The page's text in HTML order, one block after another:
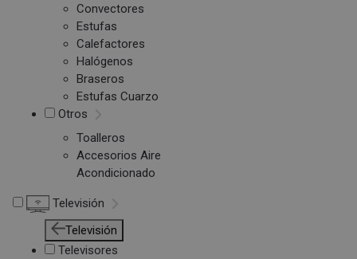
Convectores
Estufas
Calefactores
Halógenos
Braseros
Estufas Cuarzo
Otros
Toalleros
Accesorios Aire
Acondicionado
Televisión
Televisión
Televisores